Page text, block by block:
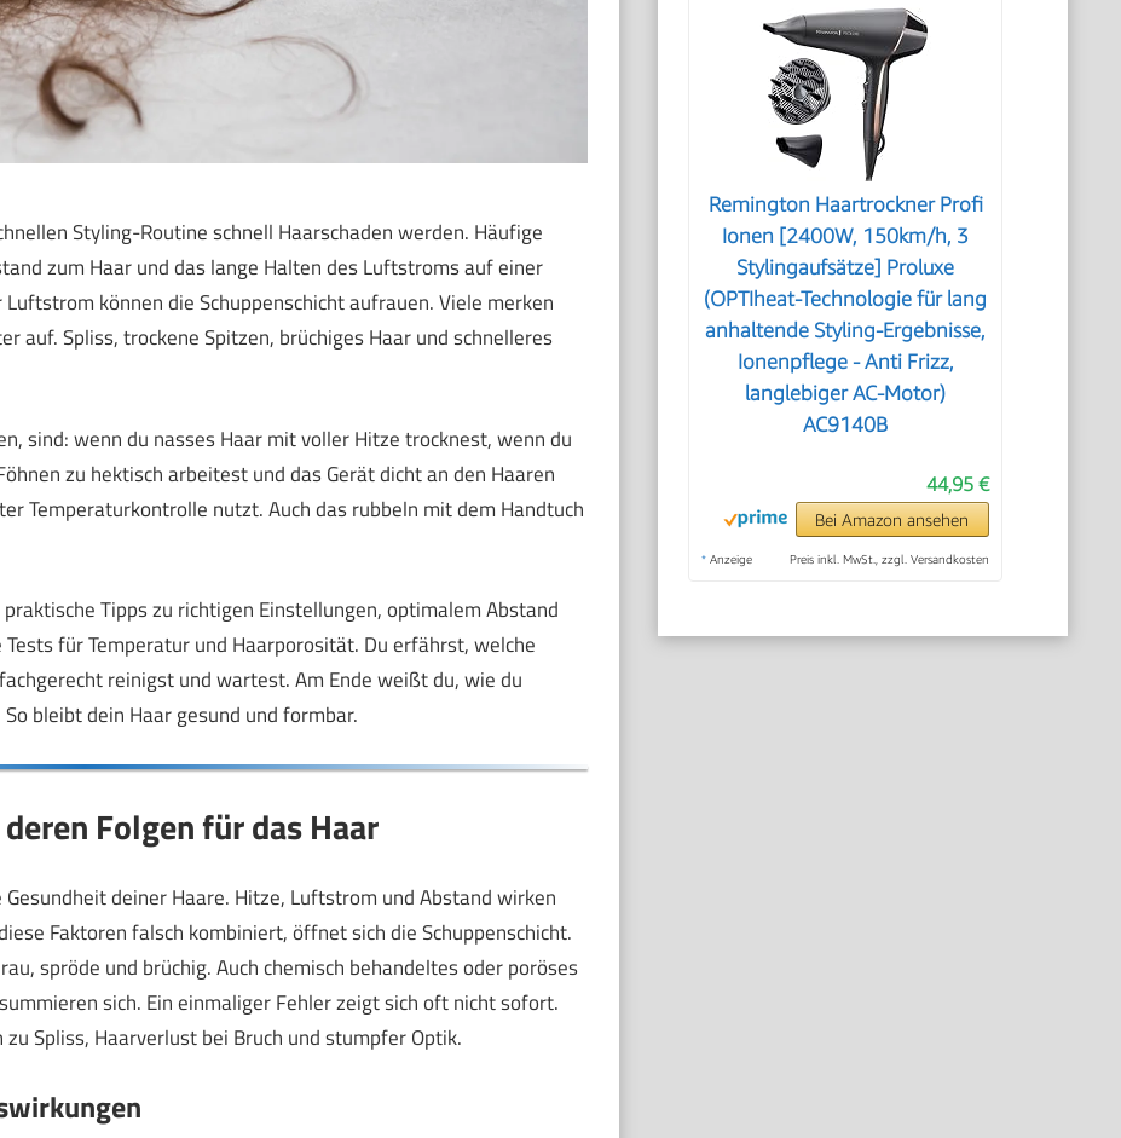
Styling-Routine schnell Haarschaden werden. Häufige
zum Haar und das lange Halten des Luftstroms auf einer
können die Schuppenschicht aufrauen. Viele merken
auf. Spliss, trockene Spitzen, brüchiges Haar und schnelleres
sind: wenn du nasses Haar mit voller Hitze trocknest, wenn du
zu hektisch arbeitest und das Gerät dicht an den Haaren
Temperaturkontrolle nutzt. Auch das rubbeln mit dem Handtuch
Tipps zu richtigen Einstellungen, optimalem Abstand
für Temperatur und Haarporosität. Du erfährst, welche
reinigst und wartest. Am Ende weißt du, wie du
bleibt dein Haar gesund und formbar.
Folgen für das Haar
deiner Haare. Hitze, Luftstrom und Abstand wirken
Faktoren falsch kombiniert, öffnet sich die Schuppenschicht.
spröde und brüchig. Auch chemisch behandeltes oder poröses
sich. Ein einmaliger Fehler zeigt sich oft nicht sofort.
Spliss, Haarverlust bei Bruch und stumpfer Optik.
Remington Haartrockner Profi
Ionen [2400W, 150km/h, 3
Stylingaufsätze] Proluxe
(OPTIheat-Technologie für lang
anhaltende Styling-Ergebnisse,
Ionenpflege - Anti Frizz,
langlebiger AC-Motor)
AC9140B
44,95 €
Bei Amazon ansehen
* Anzeige Preis inkl. MwSt., zzgl. Versandkosten